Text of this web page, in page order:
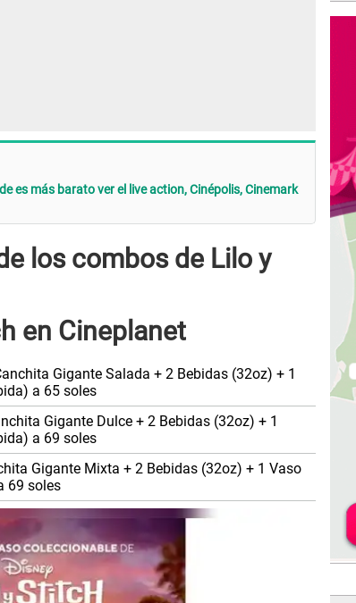
es más barato ver el live action, Cinépolis, Cinemark
los combos de Lilo y
en Cineplanet
Gigante Salada + 2 Bebidas (32oz) + 1
a 65 soles
Gigante Dulce + 2 Bebidas (32oz) + 1
a 69 soles
Gigante Mixta + 2 Bebidas (32oz) + 1 Vaso
69 soles